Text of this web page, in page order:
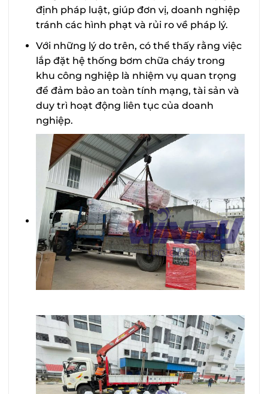
định pháp luật, giúp đơn vị, doanh nghiệp
tránh các hình phạt và rủi ro về pháp lý.
Với những lý do trên, có thể thấy rằng việc
lắp đặt hệ thống bơm chữa cháy trong
khu công nghiệp là nhiệm vụ quan trọng
để đảm bảo an toàn tính mạng, tài sản và
duy trì hoạt động liên tục của doanh
nghiệp.